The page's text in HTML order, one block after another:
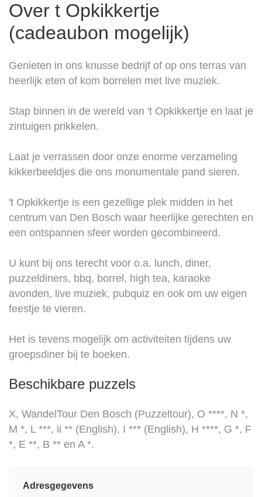
Over t Opkikkertje
(cadeaubon mogelijk)
Genieten in ons knusse bedrijf of op ons terras van
heerlijk eten of kom borrelen met live muziek.
Stap binnen in de wereld van 't Opkikkertje en laat je
zintuigen prikkelen.
Laat je verrassen door onze enorme verzameling
kikkerbeeldjes die ons monumentale pand sieren.
't Opkikkertje is een gezellige plek midden in het
centrum van Den Bosch waar heerlijke gerechten en
een ontspannen sfeer worden gecombineerd.
U kunt bij ons terecht voor o.a. lunch, diner,
puzzeldiners, bbq, borrel, high tea, karaoke
avonden, live muziek, pubquiz en ook om uw eigen
feestje te vieren.
Het is tevens mogelijk om activiteiten tijdens uw
groepsdiner bij te boeken.
Beschikbare puzzels
X, WandelTour Den Bosch (Puzzeltour), O ****, N *,
M *, L ***, ii ** (English), I *** (English), H ****, G *, F
*, E **, B ** en A *.
Adresgegevens